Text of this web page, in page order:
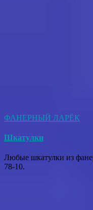
ФАНЕРНЫЙ ЛАРЁК
Шкатулки
Любые шкатулки из
78-10.